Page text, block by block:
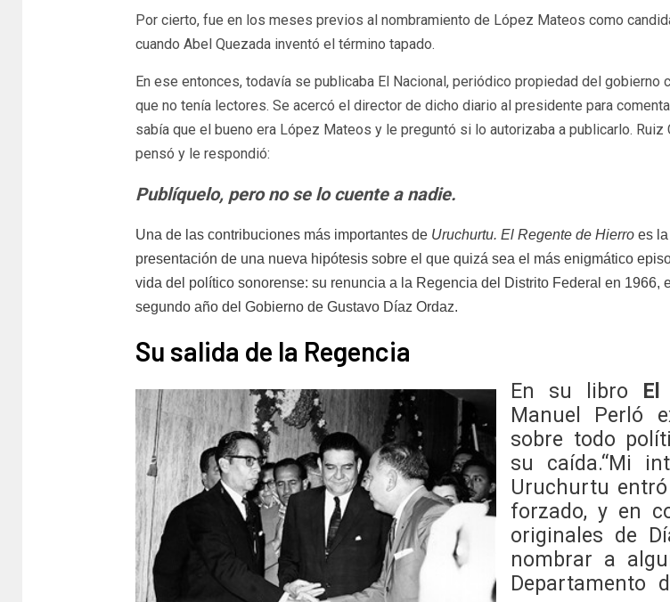
Por cierto, fue en los meses previos al nombramiento de López Mateos como
cuando Abel Quezada inventó el término tapado.
En ese entonces, todavía se publicaba El Nacional, periódico propiedad del gobierno
que no tenía lectores. Se acercó el director de dicho diario al presidente para
sabía que el bueno era López Mateos y le preguntó si lo autorizaba a publicarlo. Ruiz
pensó y le respondió:
Publíquelo, pero no se lo cuente a nadie.
Una de las contribuciones más importantes de Uruchurtu. El Regente de Hierroes la
presentación de una nueva hipótesis sobre el que quizá sea el más enigmático
vida del político sonorense: su renuncia a la Regencia del Distrito Federal en 1966,
segundo año del Gobierno de Gustavo Díaz Ordaz.
Su salida de la Regencia
En su libro El
Manuel Perló
sobre todo
su caída.“Mi
Uruchurtu
forzado, y en
originales de
nombrar a
Departamento